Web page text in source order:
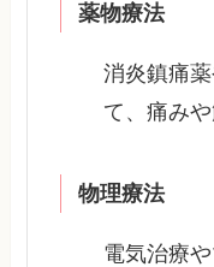
薬物療法
消炎鎮痛
て、痛み
物理療法
電気治療